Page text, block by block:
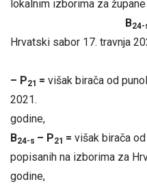
lokalnim izborima za
B24-
Hrvatski sabor 17. travnja
– P21 = višak birača od
2021.
B24-s – P21 = višak birača
popisanih na izborima za